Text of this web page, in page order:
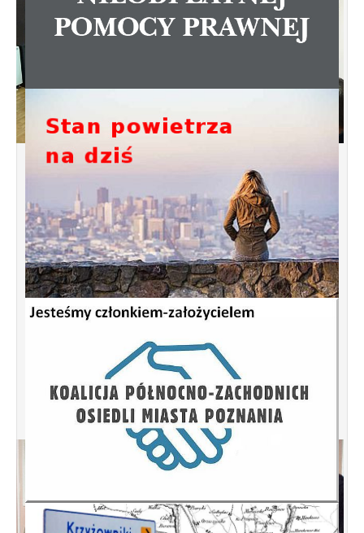
Spotkanie informacyjne w sprawie
budowy ulic Łebska, Łagowska,
Kociewska, Żukowska